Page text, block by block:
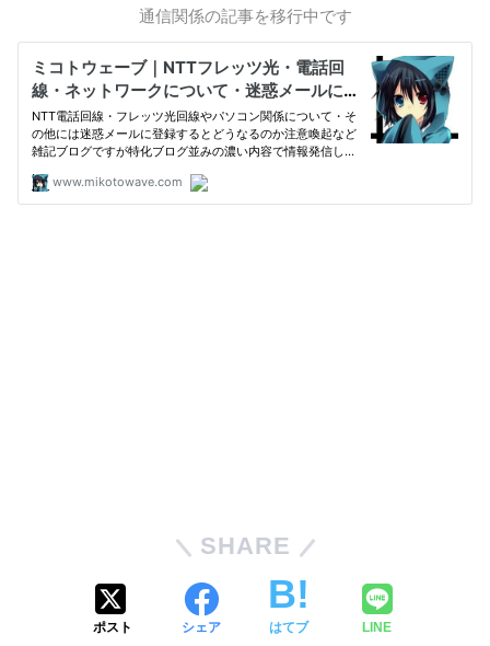
通信関係の記事を移行中です
SHARE
ポスト シェア はてブ LINE